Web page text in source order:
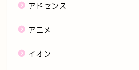
アドセンス
アニメ
イオン